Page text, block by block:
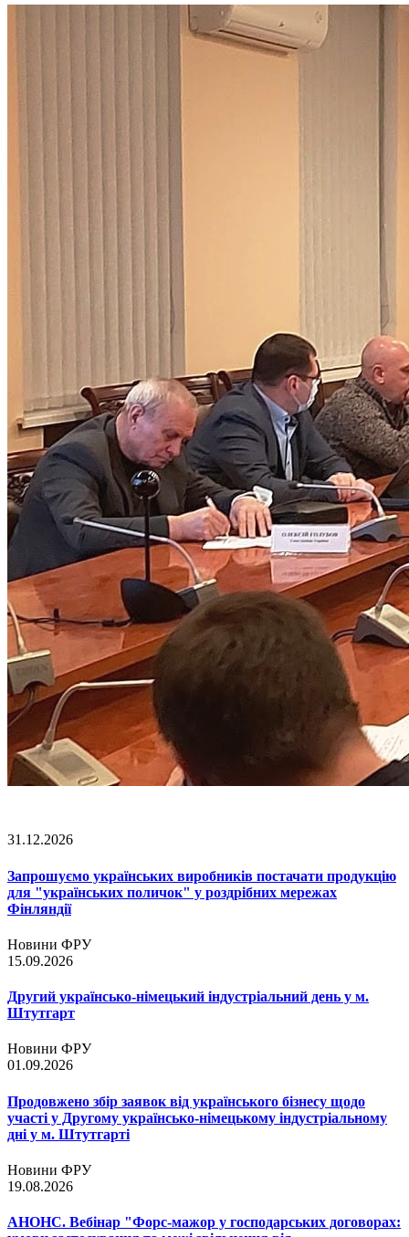
31.12.2026
Запрошуємо українських виробників постачати продукцію
для "українських поличок" у роздрібних мережах
Фінляндії
Новини ФРУ
15.09.2026
Другий українсько-німецький індустріальний день у м.
Штутгарт
Новини ФРУ
01.09.2026
Продовжено збір заявок від українського бізнесу щодо
участі у Другому українсько-німецькому індустріальному
дні у м. Штутгарті
Новини ФРУ
19.08.2026
АНОНС. Вебінар "Форс-мажор у господарських договорах: